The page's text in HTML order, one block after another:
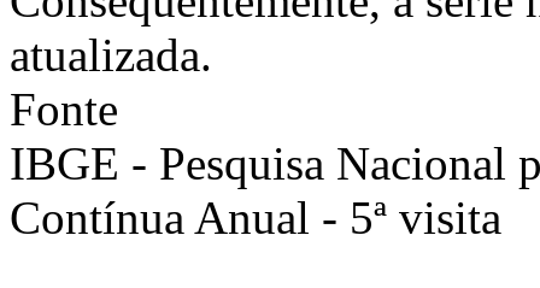
atualizada.
Fonte
IBGE - Pesquisa Nacional
Contínua Anual - 5ª visita